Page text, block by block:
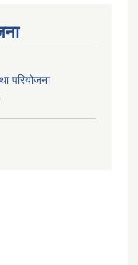
परियोजना